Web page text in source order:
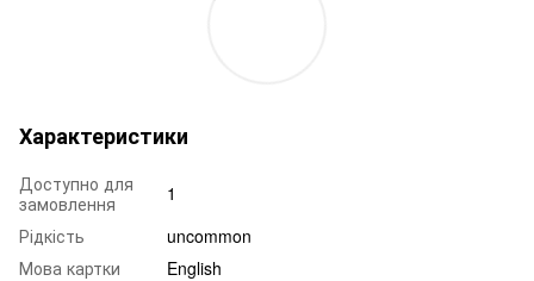
Характеристики
Доступно для
замовлення
1
Рідкість
uncommon
Мова картки
English